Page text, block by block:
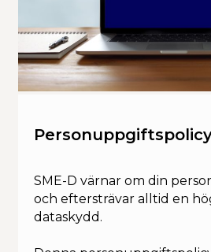
SME-D värnar om din
och eftersträvar alltid en
dataskydd.